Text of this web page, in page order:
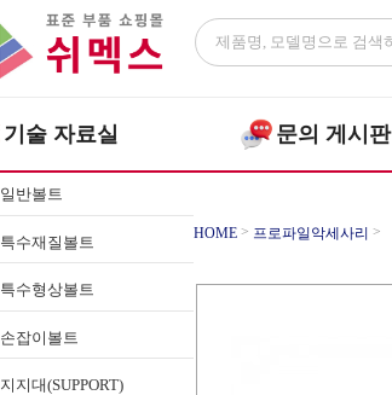
기술 자료실 문의 게시판
일반볼트
특수재질볼트
특수형상볼트
손잡이볼트
지지대(SUPPORT)
HOME > 프로파일악세사리 >